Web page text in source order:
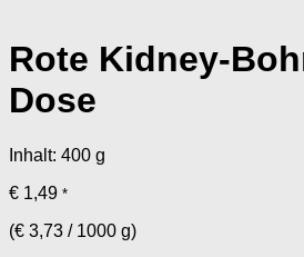
Rote Kidney-
Dose
Inhalt: 400 g
€ 1,49 *
(€ 3,73 / 1000 g)